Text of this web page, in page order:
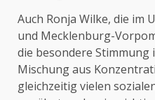
Auch Ronja Wilke, die im
und Mecklenburg-
die besondere Stimmung
Mischung aus
gleichzeitig vielen